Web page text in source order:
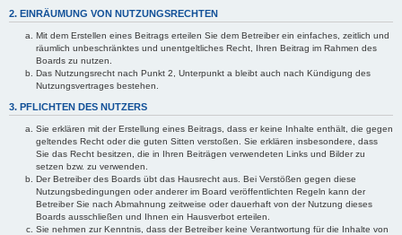
2. EINRÄUMUNG VON NUTZUNGSRECHTEN
Mit dem Erstellen eines Beitrags erteilen Sie dem Betreiber ein einfaches, zeitlich und
räumlich unbeschränktes und unentgeltliches Recht, Ihren Beitrag im Rahmen des
Boards zu nutzen.
Das Nutzungsrecht nach Punkt 2, Unterpunkt a bleibt auch nach Kündigung des
Nutzungsvertrages bestehen.
3. PFLICHTEN DES NUTZERS
Sie erklären mit der Erstellung eines Beitrags, dass er keine Inhalte enthält, die gegen
geltendes Recht oder die guten Sitten verstoßen. Sie erklären insbesondere, dass
Sie das Recht besitzen, die in Ihren Beiträgen verwendeten Links und Bilder zu
setzen bzw. zu verwenden.
Der Betreiber des Boards übt das Hausrecht aus. Bei Verstößen gegen diese
Nutzungsbedingungen oder anderer im Board veröffentlichten Regeln kann der
Betreiber Sie nach Abmahnung zeitweise oder dauerhaft von der Nutzung dieses
Boards ausschließen und Ihnen ein Hausverbot erteilen.
Sie nehmen zur Kenntnis, dass der Betreiber keine Verantwortung für die Inhalte von